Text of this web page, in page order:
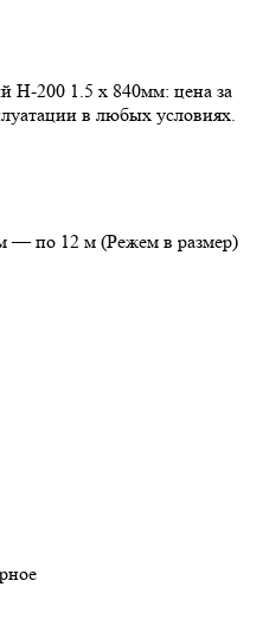
Н-200 1.5 х 840мм: цена за
в любых условиях.
— по 12 м (Режем в размер)